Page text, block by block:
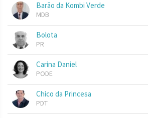
Barão da Kombi Verde
MDB
Bolota
PR
Carina Daniel
PODE
Chico da Princesa
PDT